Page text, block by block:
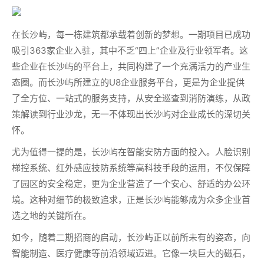
在长沙屿，每一栋建筑都承载着创新的梦想。一期项目已成功
吸引363家企业入驻，其中不乏“四上”企业及行业领军者。这
些企业在长沙屿的平台上，共同构建了一个充满活力的产业生
态圈。而长沙屿所建立的U8企业服务平台，更是为企业提供
了全方位、一站式的服务支持，从安全巡查到消防演练，从政
策解读到行业沙龙，无一不体现出长沙屿对企业成长的深切关
怀。
尤为值得一提的是，长沙屿在智能安防方面的投入。人脸识别
梯控系统、红外感应技防系统等高科技手段的运用，不仅保障
了园区的安全稳定，更为企业营造了一个安心、舒适的办公环
境。这种对细节的极致追求，正是长沙屿能够成为众多企业首
选之地的关键所在。
如今，随着二期招商的启动，长沙屿正以前所未有的姿态，向
智能制造、医疗健康等前沿领域迈进。它像一块巨大的磁石，